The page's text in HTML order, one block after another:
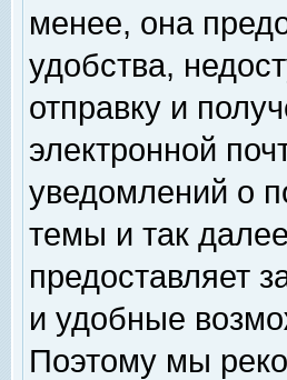
менее, она
удобства,
отправку и
электронной
уведомлений о
темы и так
предоставляет
и удобные
Поэтому мы